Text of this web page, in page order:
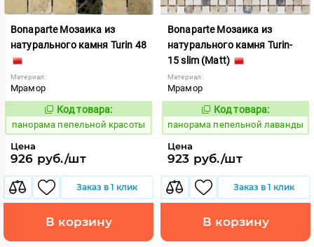
Bonaparte Мозаика из
натурального камня Turin 48
Материал:
Мрамор
540040
Код товара:
панорама пепельной красоты
Цена
926 руб./шт
Заказ в 1 клик
В корзину
Bonaparte Мозаика из
натурального камня Turin-
15 slim (Matt)
Материал:
Мрамор
540041
Код товара:
панорама пепельной лаванды
Цена
923 руб./шт
Заказ в 1 клик
В корзину